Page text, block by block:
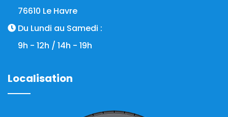
76610 Le Havre
Du Lundi au Samedi :
9h - 12h / 14h - 19h
Localisation